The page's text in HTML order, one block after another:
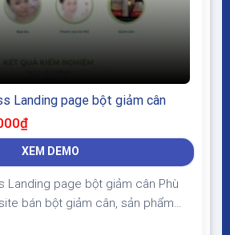
Landing page bột giảm cân
₫Giá
tại
là:
XEM DEMO
Landing page bột giảm cân Phù
bán bột giảm cân, sản phẩm